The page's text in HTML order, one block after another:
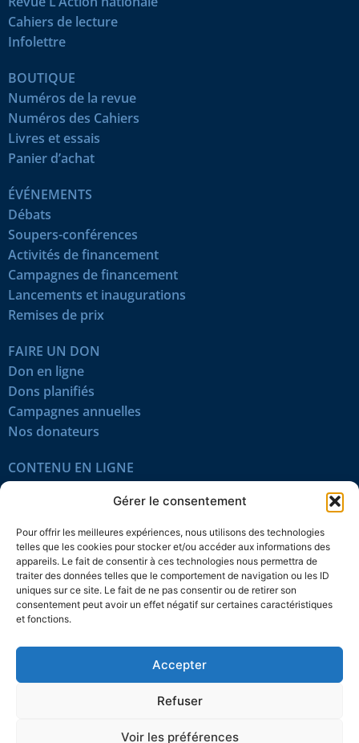
Gérer le consentement
Pour offrir les meilleures expériences, nous utilisons des technologies
telles que les cookies pour stocker et/ou accéder aux informations des
appareils. Le fait de consentir à ces technologies nous permettra de
traiter des données telles que le comportement de navigation ou les ID
uniques sur ce site. Le fait de ne pas consentir ou de retirer son
consentement peut avoir un effet négatif sur certaines caractéristiques
et fonctions.
Accepter
Refuser
Voir les préférences
Cahiers de lecture
Infolettre
BOUTIQUE
Numéros de la revue
Numéros des Cahiers
Livres et essais
Panier d’achat
ÉVÉNEMENTS
Débats
Soupers-conférences
Activités de financement
Campagnes de financement
Lancements et inaugurations
Remises de prix
FAIRE UN DON
Don en ligne
Dons planifiés
Campagnes annuelles
Nos donateurs
CONTENU EN LIGNE
Tous les articles
Œuvres du mois
En vidéo
SUIVEZ-NOUS
Mentions légales
© 2026 L’Action nationale